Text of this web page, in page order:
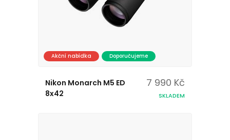
Akční nabídka Doporučujeme
Nikon Monarch M5 ED
8x42
7 990 Kč
SKLADEM